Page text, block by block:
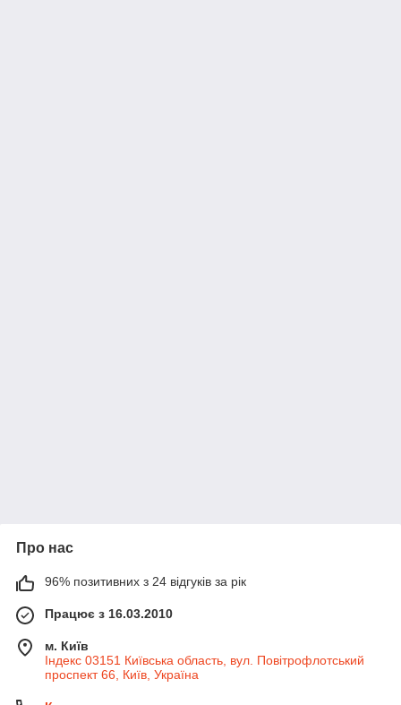
Про нас
96% позитивних з 24 відгуків за рік
Працює з 16.03.2010
м. Київ
Індекс 03151 Київська область, вул. Повітрофлотський
проспект 66, Київ, Україна